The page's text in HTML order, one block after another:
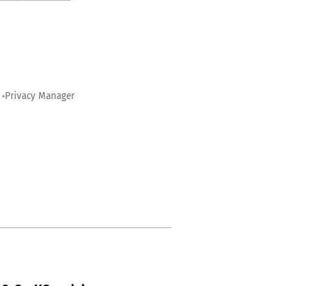
Privacy Manager